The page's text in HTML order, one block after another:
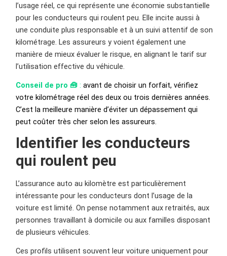
l’usage réel, ce qui représente une économie substantielle
pour les conducteurs qui roulent peu. Elle incite aussi à
une conduite plus responsable et à un suivi attentif de son
kilométrage. Les assureurs y voient également une
manière de mieux évaluer le risque, en alignant le tarif sur
l’utilisation effective du véhicule.
Conseil de pro 🧰: avant de choisir un forfait, vérifiez
votre kilométrage réel des deux ou trois dernières années.
C’est la meilleure manière d’éviter un dépassement qui
peut coûter très cher selon les assureurs.
Identifier les conducteurs
qui roulent peu
L’assurance auto au kilomètre est particulièrement
intéressante pour les conducteurs dont l’usage de la
voiture est limité. On pense notamment aux retraités, aux
personnes travaillant à domicile ou aux familles disposant
de plusieurs véhicules.
Ces profils utilisent souvent leur voiture uniquement pour